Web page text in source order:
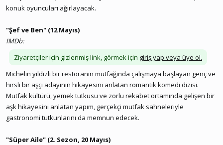
konuk oyuncuları ağırlayacak.
"Şef ve Ben" (12 Mayıs)
IMDb:
Ziyaretçiler için gizlenmiş link, görmek için giriş yap veya üye ol.
Michelin yıldızlı bir restoranın mutfağında çalışmaya başlayan genç ve
hırslı bir aşçı adayının hikayesini anlatan romantik komedi dizisi.
Mutfak kültürü, yemek tutkusu ve zorlu rekabet ortamında gelişen bir
aşk hikayesini anlatan yapım, gerçekçi mutfak sahneleriyle
gastronomi tutkunlarını da memnun edecek.
"Süper Aile" (2. Sezon, 20 Mayıs)